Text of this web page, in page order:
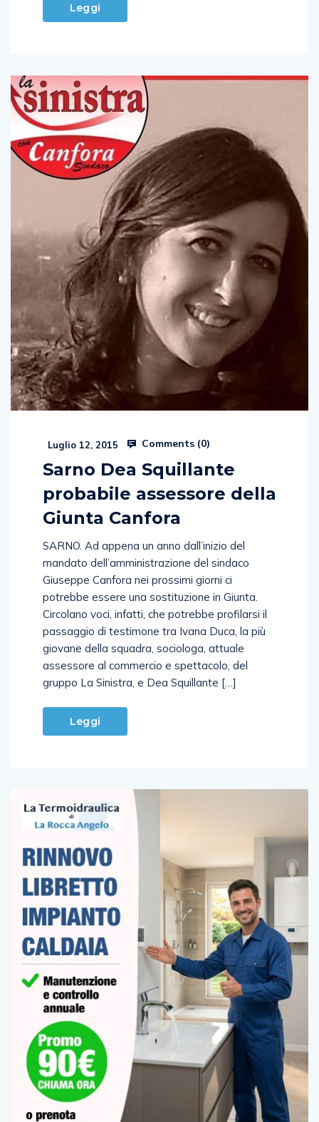
Leggi
Luglio 12, 2015 Comments (0)
Sarno Dea Squillante
probabile assessore della
Giunta Canfora
SARNO. Ad appena un anno dall’inizio del
mandato dell’amministrazione del sindaco
Giuseppe Canfora nei prossimi giorni ci
potrebbe essere una sostituzione in Giunta.
Circolano voci, infatti, che potrebbe profilarsi il
passaggio di testimone tra Ivana Duca, la più
giovane della squadra, sociologa, attuale
assessore al commercio e spettacolo, del
gruppo La Sinistra, e Dea Squillante […]
Leggi